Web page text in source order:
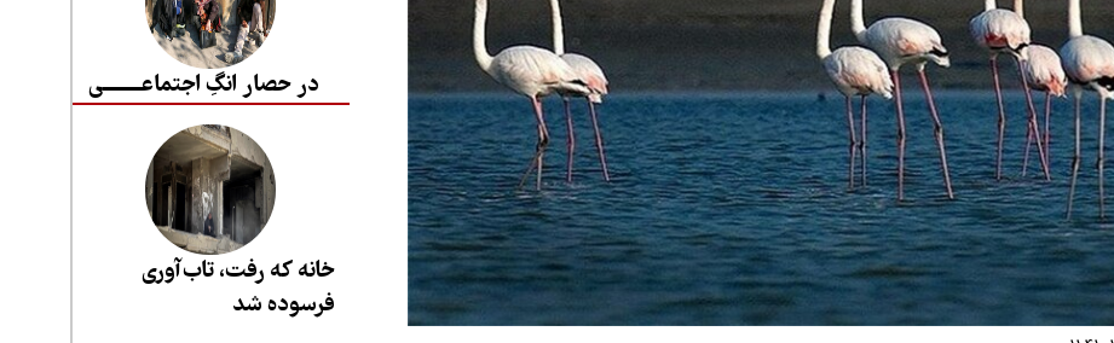
در حصار انگِ اجتماعــــــــی
خانه که رفت، تاب‌آوری
فرسوده شد